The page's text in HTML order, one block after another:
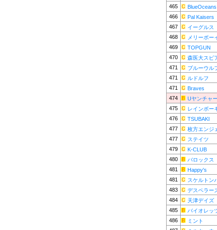
465
BlueOceans
466
Pal Kaisers
467
イーグルス
468
メリーボー
469
TOPGUN
470
森医大スピ
471
ブルーウル
471
ルドルフ
471
Braves
474
Uヤンチャ
475
レインボー
476
TSUBAKI
477
枚方エンジ
477
ステイツ
479
K-CLUB
480
バロックス
481
Happy's
481
スケルトン
483
デスペラー
484
天津デイズ
485
バイオレッ
486
ミント